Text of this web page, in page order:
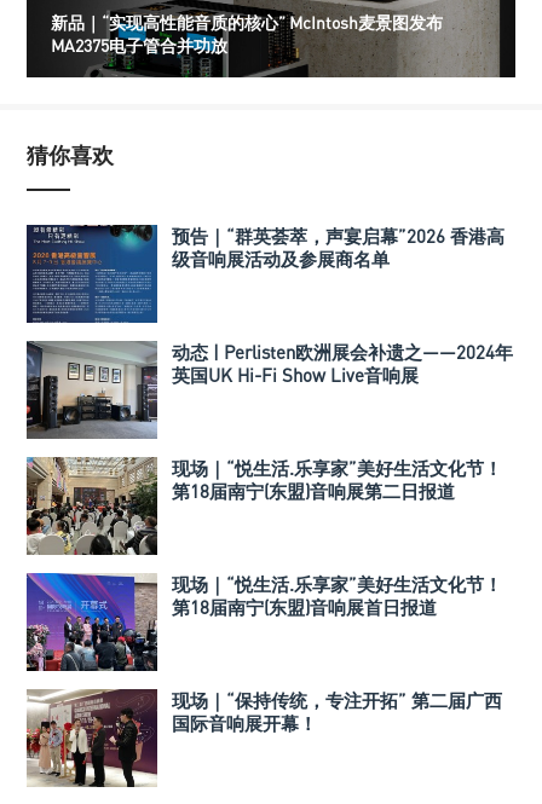
新品｜“实现高性能音质的核心” McIntosh麦景图发布
MA2375电子管合并功放
猜你喜欢
预告｜“群英荟萃，声宴启幕”2026 香港高
级音响展活动及参展商名单
动态 | Perlisten欧洲展会补遗之——2024年
英国UK Hi-Fi Show Live音响展
现场｜“悦生活.乐享家”美好生活文化节！
第18届南宁(东盟)音响展第二日报道
现场｜“悦生活.乐享家”美好生活文化节！
第18届南宁(东盟)音响展首日报道
现场｜“保持传统，专注开拓” 第二届广西
国际音响展开幕！